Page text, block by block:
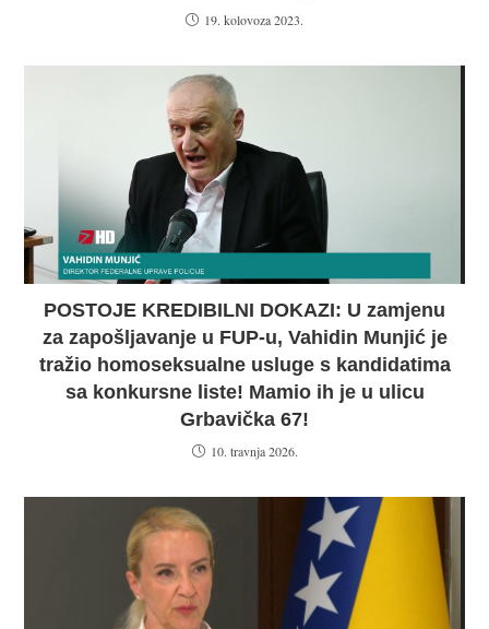
19. kolovoza 2023.
POSTOJE KREDIBILNI DOKAZI: U zamjenu
za zapošljavanje u FUP-u, Vahidin Munjić je
tražio homoseksualne usluge s kandidatima
sa konkursne liste! Mamio ih je u ulicu
Grbavička 67!
10. travnja 2026.